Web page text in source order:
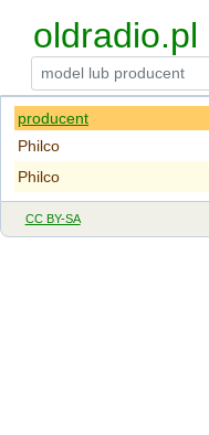
oldradio.pl
producent
Philco
Philco
CC BY-SA